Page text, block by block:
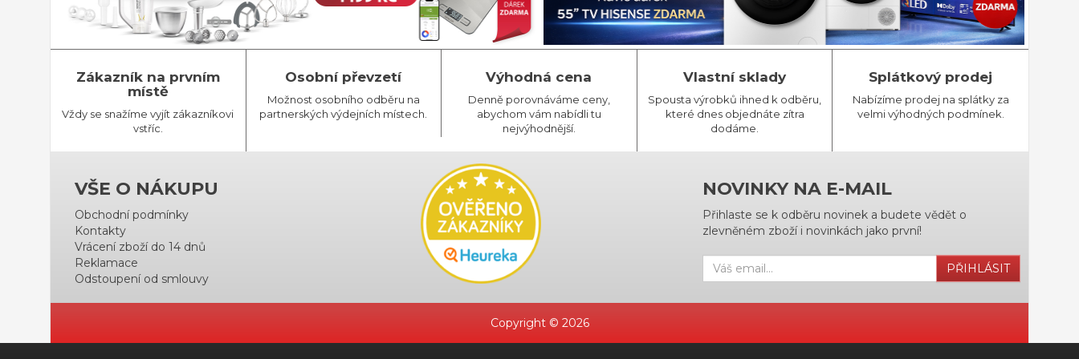
Zákazník na prvním
místě
Vždy se snažíme vyjít zákazníkovi
vstříc.
Osobní převzetí
Možnost osobního odběru na
partnerských výdejních místech.
Výhodná cena
Denně porovnáváme ceny,
abychom vám nabídli tu
nejvýhodnější.
Vlastní sklady
Spousta výrobků ihned k odběru,
které dnes objednáte zítra
dodáme.
Splátkový prodej
Nabízíme prodej na splátky za
velmi výhodných podmínek.
VŠE O NÁKUPU
Obchodní podmínky
Kontakty
Vrácení zboží do 14 dnů
Reklamace
Odstoupení od smlouvy
NOVINKY NA E-MAIL
Přihlaste se k odběru novinek a budete vědět o
zlevněném zboží i novinkách jako první!
PŘIHLÁSIT
Copyright © 2026